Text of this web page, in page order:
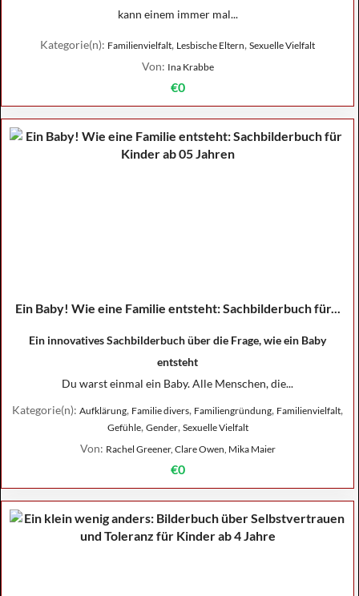
kann einem immer mal...
Kategorie(n): Familienvielfalt, Lesbische Eltern, Sexuelle Vielfalt
Von: Ina Krabbe
€0
Ein Baby! Wie eine Familie entsteht: Sachbilderbuch für...
Ein innovatives Sachbilderbuch über die Frage, wie ein Baby
entsteht
Du warst einmal ein Baby. Alle Menschen, die...
Kategorie(n): Aufklärung, Familie divers, Familiengründung, Familienvielfalt,
Gefühle, Gender, Sexuelle Vielfalt
Von: Rachel Greener, Clare Owen, Mika Maier
€0